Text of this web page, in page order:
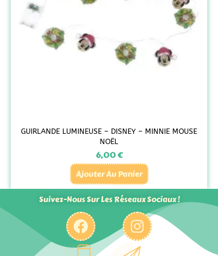
GUIRLANDE LUMINEUSE – DISNEY – MINNIE MOUSE
NOËL
6,00€
Ajouter Au Panier
Suivez-Nous Sur Les Réseaux Sociaux !